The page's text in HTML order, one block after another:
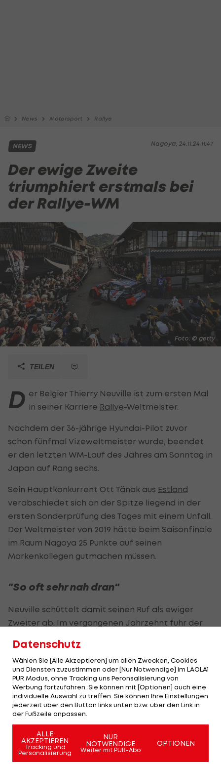
News Motorsport Rallye
Nagoya, 24.11.24 11:47
NEWS
Der ewige Zweite
triumphiert erstmals bei
der Rallye-WM
Foto: © getty
TEILEN
D er Belgier Thierry Neuville ist zum ersten Mal
in seiner Karriere Rallye-Weltmeister.
Nachdem der 36-jährige Hyundai-Pilot zuvor
schon fünfmal Vizeweltmeister wurde, beendet
er den letzten WM-Lauf des Jahres am Sonntag in
Japan auf Rang sechs.
Sein Hauptkonkurrent Ott Tänak aus Estland
verabschiedet sich an der Spitze liegend in der
ersten Sonderprüfung des Tages mit einem Unfall.
Der Weltmeister von 2019 hätte beim Saisonfinale
im Raum Nagoya 25 Punkte auf seinen
Markenkollegen gutmachen müssen.
"So oft sehr nah dran"
Neuville schüttelt damit seinen Ruf als ewiger
Zweiter ab. Im vergangenen Jahrzehnt fuhr der
nun folgt er dem Finnen Kalle Rovanperä nach.
"Ich fühle mich großartig, wir haben so lange dafür
gearbeitet", sagt Neuville, der die WM seit seinem
Auftaktsieg in Monte Carlo anführte. "Ich habe
keine Worte. Wir waren so oft sehr nah dran. Wir
haben immer alles gegeben, aber heuer sind wir
belohnt worden."
In der WM hat Neuville am Ende 32 Punkte
Datenschutz
Wählen Sie [Alle Akzeptieren] um allen Zwecken, Cookies
und Diensten zuzustimmen oder [Nur Notwendige] im LAOLA1
PUR Modus, ohne Tracking uns Peronsalisierung von
Werbung fortzufahren. Sie können mit [Optionen] auch eine
individuelle Auswahl zu treffen. Sie können Ihre Einstellungen
jederzeit über den Button links unten bzw. über den Link in
der Fußzeile anpassen.
ALLE
AKZEPTIEREN
Tracking und
Personalisierung
NUR
NOTWENDIGE
Weiter mit PUR-Abo
OPTIONEN